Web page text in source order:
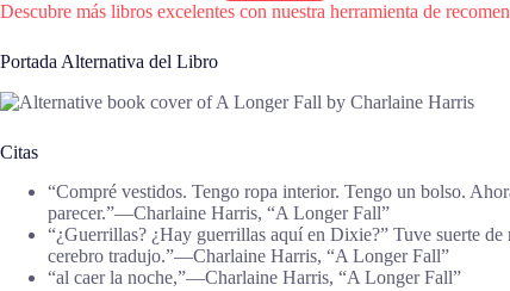
Descubre más libros excelentes con nuestra herramienta de
Portada Alternativa del Libro
Citas
“Compré vestidos. Tengo ropa interior. Tengo un bolso.
parecer.”―Charlaine Harris, “A Longer Fall”
“¿Guerrillas? ¿Hay guerrillas aquí en Dixie?” Tuve suerte
cerebro tradujo.”―Charlaine Harris, “A Longer Fall”
“al caer la noche,”―Charlaine Harris, “A Longer Fall”